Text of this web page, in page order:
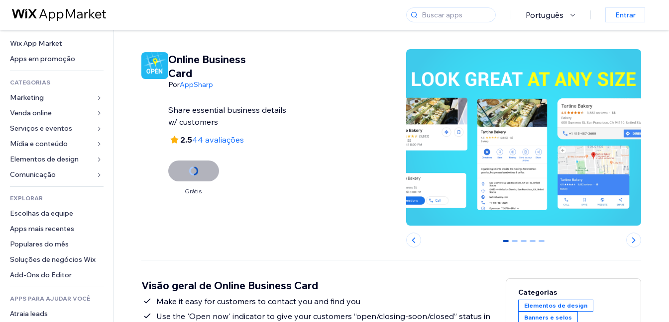
Português Entrar
Wix App Market
Apps em promoção
CATEGORIAS
Marketing
Anúncios
Mobile
Análises
Listas do site
Email
Venda online
Apps para lojas
Frete e entrega
Botões de venda
Contabilidade
Cupons e fidelidade
Soluções de armazenamento
Serviços e eventos
Hotéis
Eventos
Restaurantes
Imobiliária
Meus agendamentos
Mídia e conteúdo
Galeria
Músicas
Podcasts
Fotografia
Vídeo
PDF
Compartilhamento de arquivos
Notícias
Elementos de design
Mapas e navegação
Privacidade e segurança
Relógio
Templates de página
Efeitos de imagem
Botões e menus
Banners e selos
Calculadoras
Busca
Previsão do tempo
Tabelas e gráficos
Formulários
Enquetes
Chat
Comentários
Telefone
Comunidade
Avaliações e depoimentos
CRM
EXPLORAR
Escolhas da equipe
Apps mais recentes
Populares do mês
Soluções de negócios Wix
Add-Ons do Editor
APPS PARA AJUDAR VOCÊ
Atraia leads
Online Business
Card
PorAppSharp
Share essential business details
w/ customers
2.544 avaliações
Grátis
0 1 2 3 4
Visão geral de Online Business Card
Make it easy for customers to contact you and find you
Use the 'Open now' indicator to give your customers “open/closing-soon/closed” status in
Categorias
Elementos de design
Banners e selos